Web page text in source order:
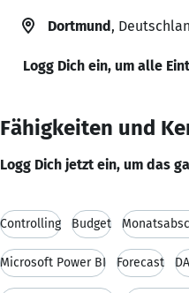
Dortmund,
Logg Dich ein, um alle
Fähigkeiten und
Logg Dich jetzt ein, um das
Controlling Budget
Microsoft Power BI Forecast